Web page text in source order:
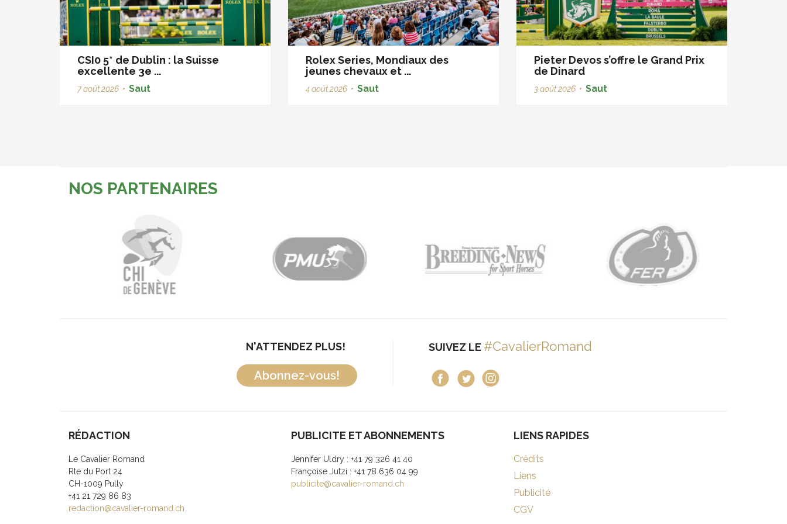
CSI0 5* de Dublin : la Suisse
excellente 3e ...
7 août 2026 • Saut
Rolex Series, Mondiaux des
jeunes chevaux et ...
4 août 2026 • Saut
Pieter Devos s’offre le Grand Prix
de Dinard
3 août 2026 • Saut
NOS PARTENAIRES
N'ATTENDEZ PLUS!
Abonnez-vous!
SUIVEZ LE #CavalierRomand
RÉDACTION
Le Cavalier Romand
Rte du Port 24
CH-1009 Pully
+41 21 729 86 83
redaction@cavalier-romand.ch
PUBLICITE ET ABONNEMENTS
Jennifer Uldry : +41 79 326 41 40
Françoise Jutzi : +41 78 636 04 99
publicite@cavalier-romand.ch
LIENS RAPIDES
Crédits
Liens
Publicité
CGV